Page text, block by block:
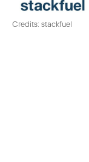
Credits: stackfuel